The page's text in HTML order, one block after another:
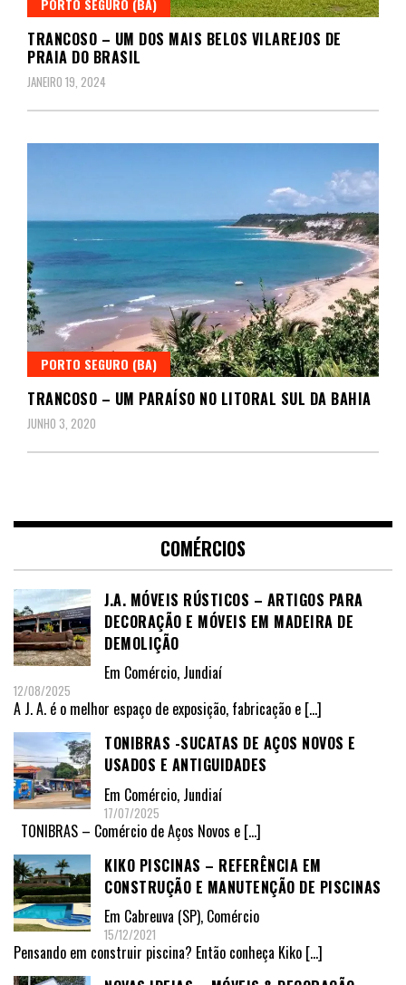
PORTO SEGURO (BA)
TRANCOSO – UM DOS MAIS BELOS VILAREJOS DE
PRAIA DO BRASIL
JANEIRO 19, 2024
PORTO SEGURO (BA)
TRANCOSO – UM PARAÍSO NO LITORAL SUL DA BAHIA
JUNHO 3, 2020
COMÉRCIOS
J.A. MÓVEIS RÚSTICOS – ARTIGOS PARA
DECORAÇÃO E MÓVEIS EM MADEIRA DE
DEMOLIÇÃO
Em Comércio, Jundiaí
12/08/2025
A J. A. é o melhor espaço de exposição, fabricação e […]
TONIBRAS -SUCATAS DE AÇOS NOVOS E
USADOS E ANTIGUIDADES
Em Comércio, Jundiaí
17/07/2025
TONIBRAS – Comércio de Aços Novos e […]
KIKO PISCINAS – REFERÊNCIA EM
CONSTRUÇÃO E MANUTENÇÃO DE PISCINAS
Em Cabreuva (SP), Comércio
15/12/2021
Pensando em construir piscina? Então conheça Kiko […]